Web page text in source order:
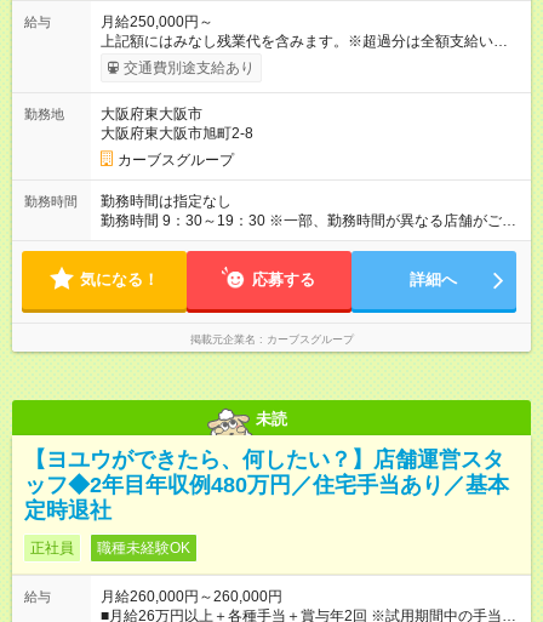
給与
月給250,000円～
上記額にはみなし残業代を含みます。※超過分は全額支給いたし
ます。 みなし残業代 30,800円／月 みなし残業時間 19時間／月
【試用期間】試用期間あり 試用期間の長さ：6ヶ月 ※ 雇用形態
用時と同じです。 給与：月給 227,400円以上 上記額にはみなし
残業代を含みます。※超過分は全額支給いたします。 みなし残
業代 28,000円／月 みなし残業時間 19時間／月
交通費別途支給あり
勤務地
大阪府東大阪市
大阪府東大阪市旭町2-8
カーブスグループ
勤務時間
勤務時間は指定なし
勤務時間 9：30～19：30 ※一部、勤務時間が異なる店舗がござ
います。 ＜営業時間＞ 平日／10：00～13：00、15：00～19：
深夜シフトはありません）
気になる！ 応募する 詳細へ
掲載元企業名 カーブスグループ
未読
【ヨユウができたら、何したい？】店舗運営スタ
ッフ◆2年目年収例480万円／住宅手当あり／基本
定時退社
正社員 職種未経験OK
給与
月給260,000円～260,000円
■月給26万円以上＋各種手当＋賞与年2回 ※試用期間中の手当